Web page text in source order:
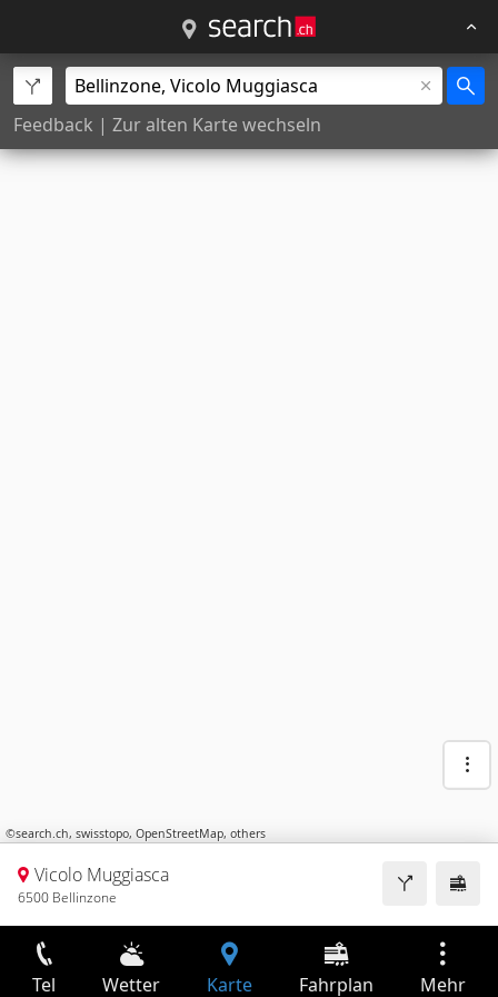
Feedback | Zur alten Karte wechseln
©search.ch, swisstopo, OpenStreetMap, others
Vicolo Muggiasca
6500 Bellinzone
Tel Wetter Karte Fahrplan Mehr